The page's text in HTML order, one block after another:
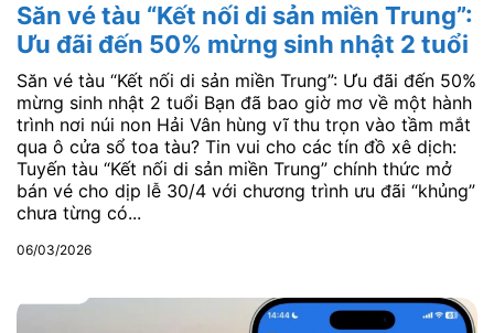
Săn vé tàu “Kết nối di sản miền Trung”:
Ưu đãi đến 50% mừng sinh nhật 2 tuổi
Săn vé tàu “Kết nối di sản miền Trung”: Ưu đãi đến 50%
mừng sinh nhật 2 tuổi Bạn đã bao giờ mơ về một hành
trình nơi núi non Hải Vân hùng vĩ thu trọn vào tầm mắt
qua ô cửa sổ toa tàu? Tin vui cho các tín đồ xê dịch:
Tuyến tàu “Kết nối di sản miền Trung” chính thức mở
bán vé cho dịp lễ 30/4 với chương trình ưu đãi “khủng”
chưa từng có...
06/03/2026